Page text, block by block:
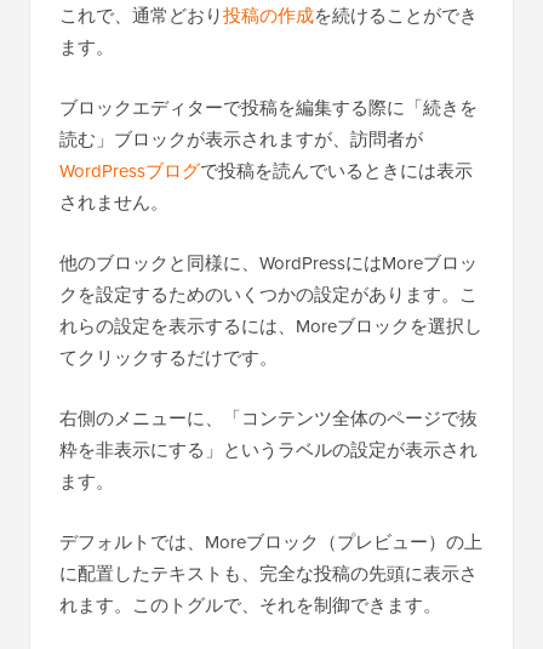
これで、通常どおり投稿の作成を続けることができ
ます。
ブロックエディターで投稿を編集する際に「続きを
読む」ブロックが表示されますが、訪問者が
WordPressブログで投稿を読んでいるときには表示
されません。
他のブロックと同様に、WordPressにはMoreブロッ
クを設定するためのいくつかの設定があります。こ
れらの設定を表示するには、Moreブロックを選択し
てクリックするだけです。
右側のメニューに、「コンテンツ全体のページで抜
粋を非表示にする」というラベルの設定が表示され
ます。
デフォルトでは、Moreブロック（プレビュー）の上
に配置したテキストも、完全な投稿の先頭に表示さ
れます。このトグルで、それを制御できます。